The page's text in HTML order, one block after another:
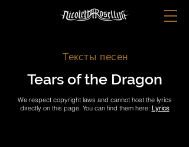
Тексты песен
Tears of the Dragon
We respect copyright laws and cannot host the lyrics
directly on this page. You can find them here: Lyrics